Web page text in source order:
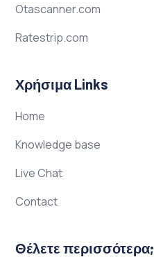
Otascanner.com
Ratestrip.com
Χρήσιμα Links
Home
Knowledge base
Live Chat
Contact
Θέλετε περισσότερα;